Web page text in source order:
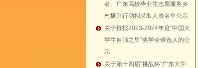
者、广东高校毕业生志愿服务乡
村振兴行动拟录取人员名单公示
关于推报2023-2024年度“中国大
学生自强之星”奖学金候选人的公
示
关于第十四届“挑战杯”广东大学